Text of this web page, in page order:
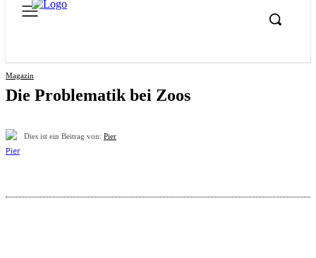
Magazin
Die Pro­b­le­ma­tik bei Zoos
Dies ist ein Beitrag von: Pier